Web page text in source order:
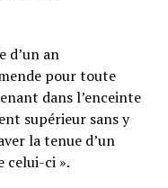
d’un an
pour toute
dans l’enceinte
supérieur sans y
la tenue d’un
celui-ci ».